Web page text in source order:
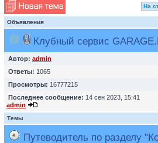
На
Объявления
Клубный сервис
Автор: admin
Ответы: 1065
Просмотры: 16777215
Последнее сообщение: 14 сен 2023, 15:41
admin
Темы
Путеводитель по разделу